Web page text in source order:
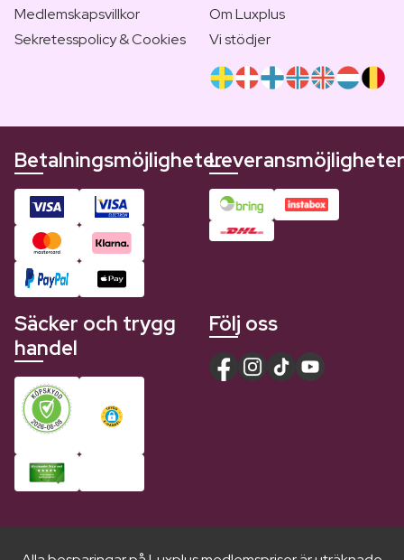
Medlemskapsvillkor
Sekretesspolicy & Cookies
Om Luxplus
Vi stödjer
BetalningsmöjligheterLeveransmöjligheter
Säcker och trygg
handel
Följ oss